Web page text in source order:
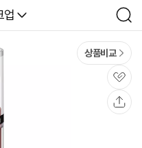
업
검
색
상품비교
관
심